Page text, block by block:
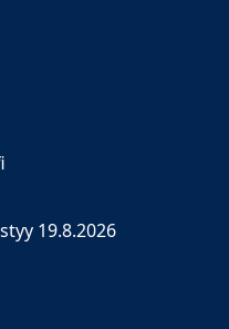
19.8.2026